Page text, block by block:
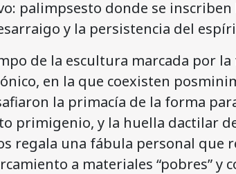
palimpsesto donde se inscriben
y la persistencia del
de la escultura marcada por
en la que coexisten
la primacía de la forma
primigenio, y la huella dactilar
regala una fábula personal que
a materiales “pobres” y